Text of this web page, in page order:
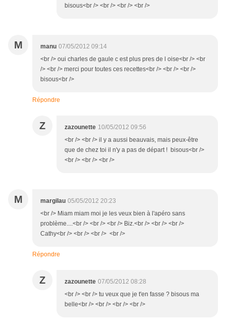
bisous<br /> <br /> <br /> <br />
M manu 07/05/2012 09:14
<br /> oui charles de gaule c est plus pres de l oise<br /> <br
/> <br /> merci pour toutes ces recettes<br /> <br /> <br />
bisous<br />
Répondre
Z zazounette 10/05/2012 09:56
<br /> <br /> il y a aussi beauvais, mais peux-être
que de chez toi il n'y a pas de départ ! bisous<br />
<br /> <br /> <br />
M margilau 05/05/2012 20:23
<br /> Miam miam moi je les veux bien à l'apéro sans
problème....<br /> <br /> <br /> Biz.<br /> <br /> <br />
Cathy<br /> <br /> <br /> <br />
Répondre
Z zazounette 07/05/2012 08:28
<br /> <br /> tu veux que je t'en fasse ? bisous ma
belle<br /> <br /> <br /> <br />